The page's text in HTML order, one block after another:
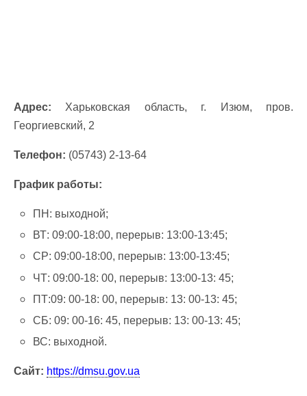
Адрес: Харьковская область, г. Изюм, пров.
Георгиевский, 2
Телефон: (05743) 2-13-64
График работы:
ПН: выходной;
ВТ: 09:00-18:00, перерыв: 13:00-13:45;
СР: 09:00-18:00, перерыв: 13:00-13:45;
ЧТ: 09:00-18: 00, перерыв: 13:00-13: 45;
ПТ:09: 00-18: 00, перерыв: 13: 00-13: 45;
СБ: 09: 00-16: 45, перерыв: 13: 00-13: 45;
ВС: выходной.
Сайт: https://dmsu.gov.ua